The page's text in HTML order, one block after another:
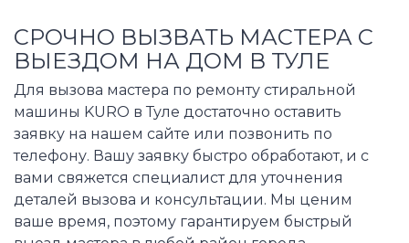
СРОЧНО ВЫЗВАТЬ МАСТЕРА С
ВЫЕЗДОМ НА ДОМ В ТУЛЕ
Для вызова мастера по ремонту стиральной
машины KURO в Туле достаточно оставить
заявку на нашем сайте или позвонить по
телефону. Вашу заявку быстро обработают, и с
вами свяжется специалист для уточнения
деталей вызова и консультации. Мы ценим
ваше время, поэтому гарантируем быстрый